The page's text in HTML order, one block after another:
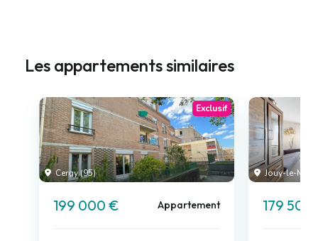
Les appartements similaires
Cergy (95)
Exclusif
199 000 € Appartement
Jouy-le-
179 501